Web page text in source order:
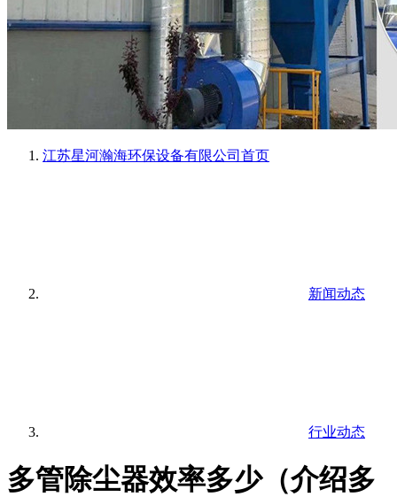
江苏星河瀚海环保设备有限公司 首页
新闻动态
行业动态
多管除尘器效率多少（介绍多